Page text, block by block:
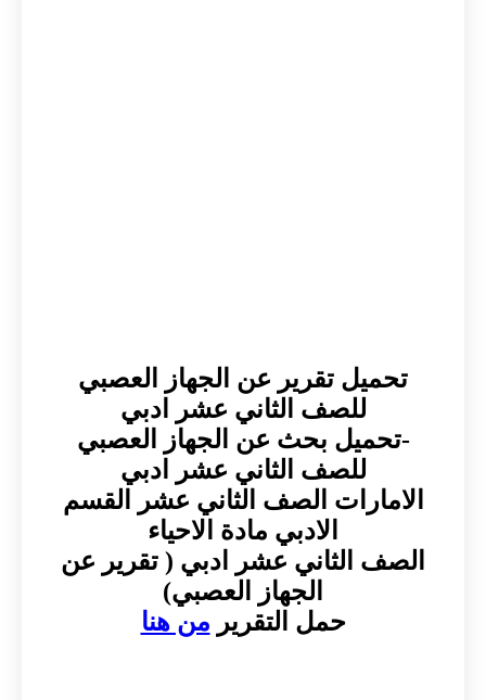
تحميل تقرير عن الجهاز العصبي
للصف الثاني عشر ادبي
-تحميل بحث عن الجهاز العصبي
للصف الثاني عشر ادبي
الامارات الصف الثاني عشر القسم
الادبي مادة الاحياء
الصف الثاني عشر ادبي ( تقرير عن
الجهاز العصبي)
حمل التقرير من هنا